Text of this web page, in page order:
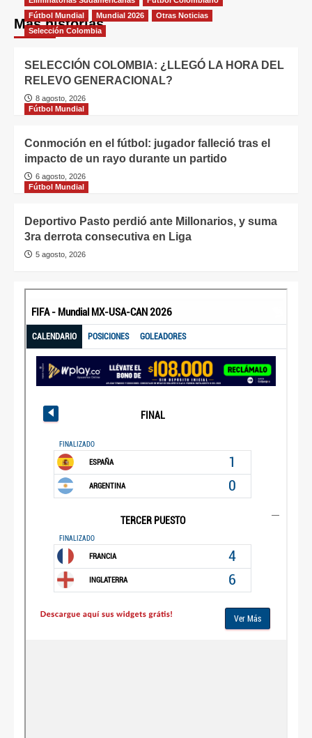
Más historias
Fútbol Mundial
Mundial 2026
Otras Noticias
Selección Colombia
SELECCIÓN COLOMBIA: ¿LLEGÓ LA HORA DEL
RELEVO GENERACIONAL?
8 agosto, 2026
Fútbol Mundial
Conmoción en el fútbol: jugador falleció tras el
impacto de un rayo durante un partido
6 agosto, 2026
Fútbol Mundial
Deportivo Pasto perdió ante Millonarios, y suma
3ra derrota consecutiva en Liga
5 agosto, 2026